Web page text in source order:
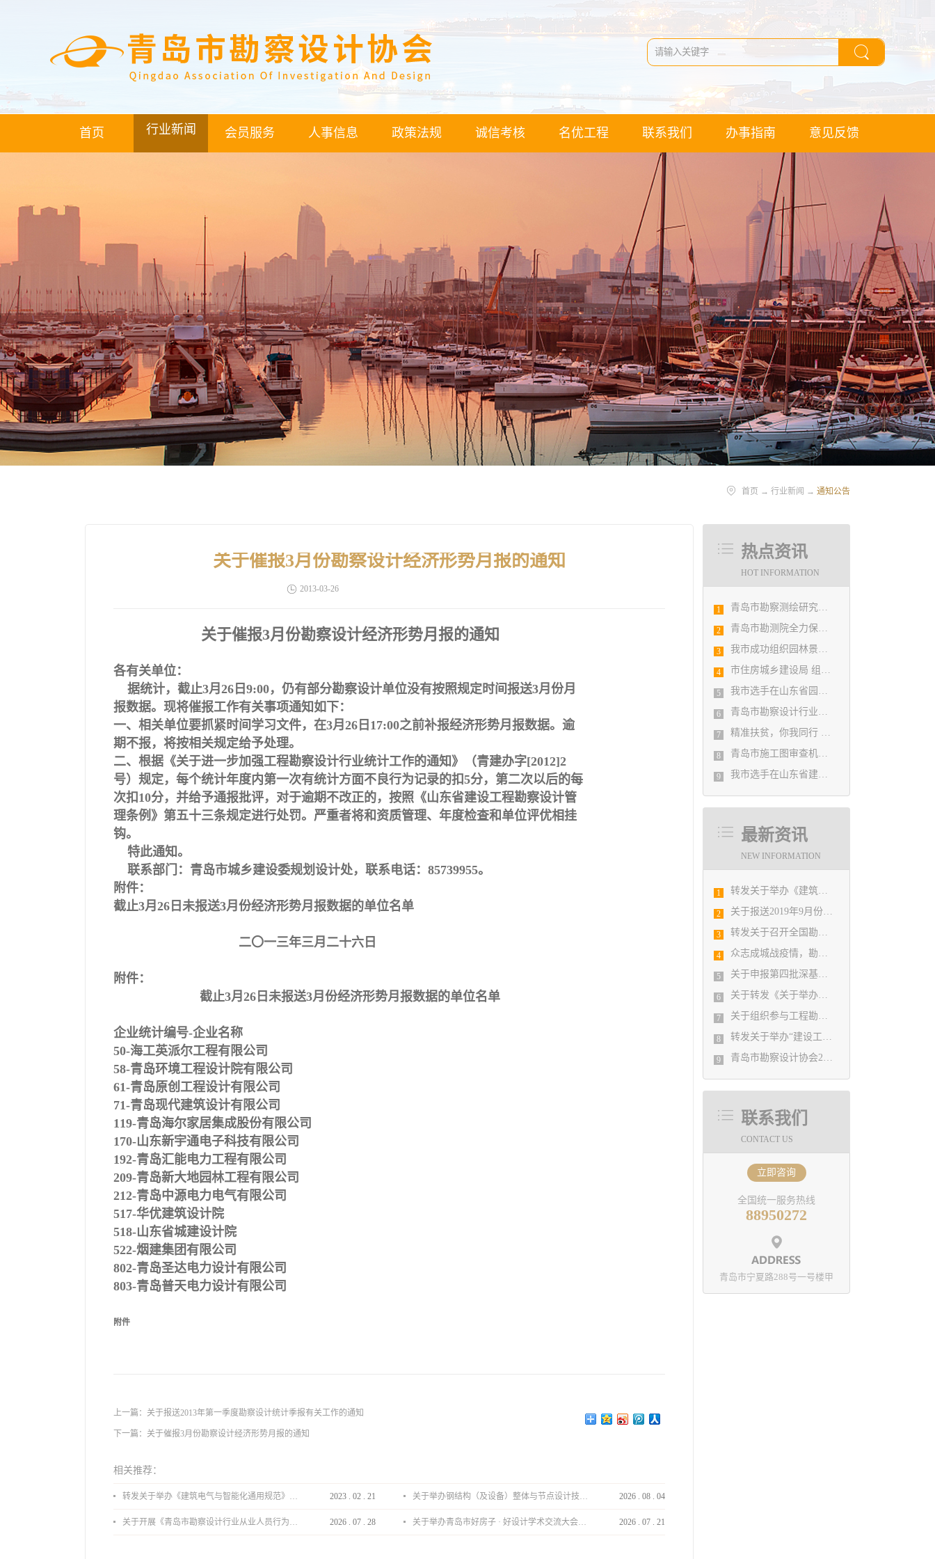
首页 行业新闻 会员服务 人事信息 政策法规 诚信考核 名优工程 联系我们 办事指南 意见反馈
首页 → 行业新闻 → 通知公告
热点资讯
HOT INFORMATION
1 青岛市勘察测绘研究院参加第29届国际制图大会并荣获3项国际大奖
2 青岛市勘测院全力保障自然灾害普查区县级质检汇交工作
3 我市成功组织园林景观设计创意职业技能竞赛
4 市住房城乡建设局 组织设计人员能力提升培训会
5 我市选手在山东省园林景观设计创意职业技能竞赛中勇夺佳绩
6 青岛市勘察设计行业民事纠纷调解协调中心正式揭牌成立
7 精准扶贫，你我同行 ——协会荣获全市2018年度脱贫攻坚和扶贫协作先进集体
8 青岛市施工图审查机构第八次联席会议成功举办
9 我市选手在山东省建筑设计BIM技术应用技能竞赛取得佳绩
最新资讯
NEW INFORMATION
1 转发关于举办《建筑电气与智能化通用规范》 GB55024-2022公益宣贯的通知
2 关于报送2019年9月份勘察设计经济形势月报有关工作的通知
3 转发关于召开全国勘察设计行业庆祝新中国成立70周年大会暨中国勘察设计协会六届二次会员代表大会的通知
4 众志成城战疫情，勘察设计行业在行动
5 关于申报第四批深基坑工程专家库的通知
6 关于转发《关于举办《建筑设计防火规范》（GB50016）和《建筑防烟 排烟系统技术标准》GB51251-2017及建设工程消防设计审 查验收管理规定疑难解析答疑培训班的通知》的通知
7 关于组织参与工程勘察设计行业参与“一带一路”建设专题调研的通知
8 转发关于举办“建设工程消防设计审查及超限高层建筑工程抗震设防专项审查”的大师讲座的通知
9 青岛市勘察设计协会2021年第一次理事会 关于吸收新会员单位的决定
联系我们
CONTACT US
立即咨询
全国统一服务热线
88950272
青岛市宁夏路288号一号楼甲
关于催报3月份勘察设计经济形势月报的通知
2013-03-26
关于催报3月份勘察设计经济形势月报的通知
各有关单位：
据统计，截止3月26日9:00，仍有部分勘察设计单位没有按照规定时间报送3月份月
报数据。现将催报工作有关事项通知如下：
一、相关单位要抓紧时间学习文件，在3月26日17:00之前补报经济形势月报数据。逾
期不报，将按相关规定给予处理。
二、根据《关于进一步加强工程勘察设计行业统计工作的通知》（青建办字[2012]2
号）规定，每个统计年度内第一次有统计方面不良行为记录的扣5分，第二次以后的每
次扣10分，并给予通报批评，对于逾期不改正的，按照《山东省建设工程勘察设计管
理条例》第五十三条规定进行处罚。 严重者将和资质管理、年度检查和单位评优相挂
钩。
特此通知。
联系部门：青岛市城乡建设委规划设计处，联系电话：85739955。
附件：
截止3月26日未报送3月份经济形势月报数据的单位名单
二〇一三年三月二十六日
附件：
截止3月26日未报送3月份经济形势月报数据的单位名单
企业统计编号-企业名称
50-海工英派尔工程有限公司
58-青岛环境工程设计院有限公司
61-青岛原创工程设计有限公司
71-青岛现代建筑设计有限公司
119-青岛海尔家居集成股份有限公司
170-山东新宇通电子科技有限公司
192-青岛汇能电力工程有限公司
209-青岛新大地园林工程有限公司
212-青岛中源电力电气有限公司
517-华优建筑设计院
518-山东省城建设计院
522-烟建集团有限公司
802-青岛圣达电力设计有限公司
803-青岛普天电力设计有限公司
附件
上一篇： 关于报送2013年第一季度勘察设计统计季报有关工作的通知
下一篇： 关于催报3月份勘察设计经济形势月报的通知
相关推荐：
转发关于举办《建筑电气与智能化通用规范》 GB55024-2022公益宣贯的通知 2023 . 02 . 21 关于举办钢结构（及设备）整体与节点设计技术分享会的通知 2026 . 08 . 04
关于开展《青岛市勘察设计行业从业人员行为导则》、《青岛市住宅工程设计审查品质提升指引（2026版）》宣贯活动的通知 2026 . 07 . 28 关于举办青岛市好房子 · 好设计学术交流大会的通知 2026 . 07 . 21